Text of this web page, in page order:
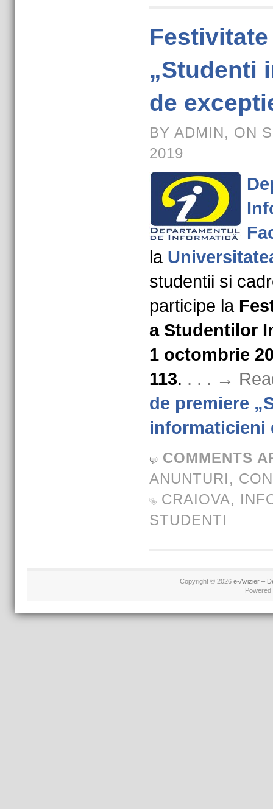
„Studenti
de
BY ADMIN, ON
2019
la
studentii si
participe la
a Studentilor
1 octombrie
113. . . . →
de premiere
informaticieni
COMMENTS
ANUNTURI,
CRAIOVA,
STUDENTI
Copyright © 2026 e-Avizier –